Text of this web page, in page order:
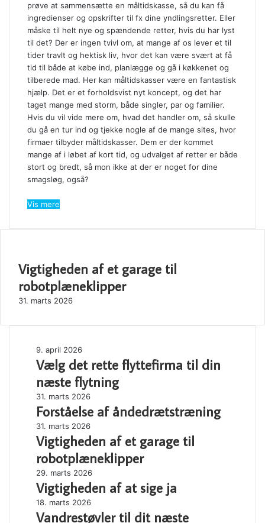
prøve at sammensætte en måltidskasse, så du kan få
ingredienser og opskrifter til fx dine yndlingsretter. Eller
måske til helt nye og spændende retter, hvis du har lyst
til det? Der er ingen tvivl om, at mange af os lever et til
tider travlt og hektisk liv, hvor det kan være svært at få
tid til både at købe ind, planlægge og gå i køkkenet og
tilberede mad. Her kan måltidskasser være en fantastisk
hjælp. Det er et forholdsvist nyt koncept, og det har
taget mange med storm, både singler, par og familier.
Hvis du vil vide mere om, hvad det handler om, så skulle
du gå en tur ind og tjekke nogle af de mange sites, hvor
firmaer tilbyder måltidskasser. Dem er der kommet
mange af i løbet af kort tid, og udvalget af retter er både
stort og bredt, så mon ikke at der er noget for dine
smagsløg, også?
Vis mere
Close
Vigtigheden af et garage til
robotplæneklipper
31. marts 2026
Vælg
det
flyttefirma
til
din
næste
flytning
9. april 2026
Vælg det rette flyttefirma til din
næste flytning
Forståelse
af
31. marts 2026
Forståelse af åndedrætstræning
Vigtigheden
af
garage
til
robotplæneklipper
31. marts 2026
Vigtigheden af et garage til
robotplæneklipper
Vigtigheden
af
29. marts 2026
Vigtigheden af at sige ja
Vandrestøvler
til
18. marts 2026
Vandrestøvler til dit næste